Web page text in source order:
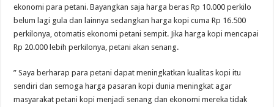
ekonomi para petani. Bayangkan saja harga beras Rp 10.000 perkilo
belum lagi gula dan lainnya sedangkan harga kopi cuma Rp 16.500
perkilonya, otomatis ekonomi petani sempit. Jika harga kopi mencapai
Rp 20.000 lebih perkilonya, petani akan senang.
” Saya berharap para petani dapat meningkatkan kualitas kopi itu
sendiri dan semoga harga pasaran kopi dunia meningkat agar
masyarakat petani kopi menjadi senang dan ekonomi mereka tidak